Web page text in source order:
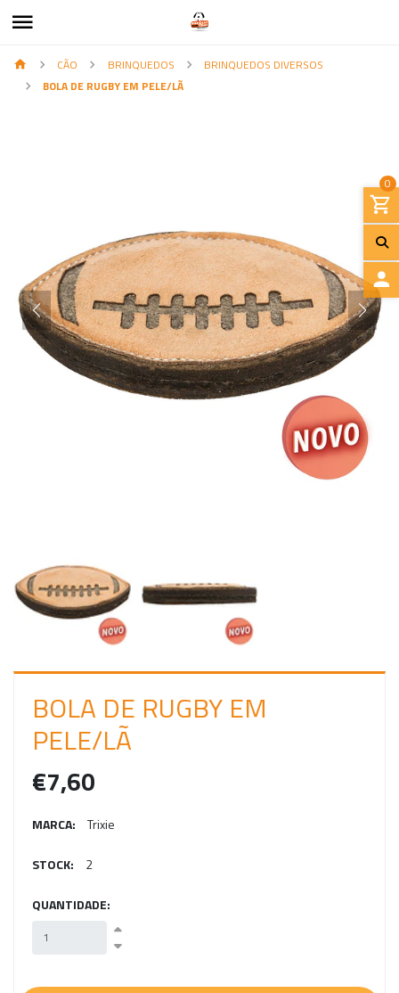
0
I
N
I
A
O
CÃO BRINQUEDOS
BRINQUEDOS DIVERSOS
BOLA DE RUGBY EM PELE/LÃ
BOLA DE RUGBY EM
PELE/LÃ
€7,60
MARCA: Trixie
STOCK: 2
QUANTIDADE: